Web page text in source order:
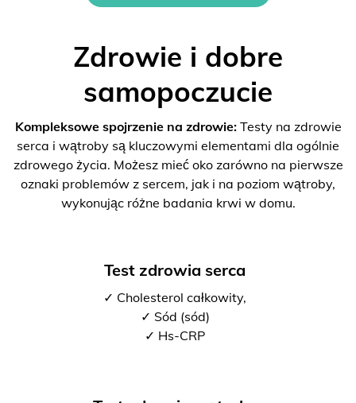
Zdrowie i dobre
samopoczucie
Kompleksowe spojrzenie na zdrowie:Testy na zdrowie
serca i wątroby są kluczowymi elementami dla ogólnie
zdrowego życia. Możesz mieć oko zarówno na pierwsze
oznaki problemów z sercem, jak i na poziom wątroby,
wykonując różne badania krwi w domu.
Test zdrowia serca
✓ Cholesterol całkowity,
✓ Sód (sód)
✓ Hs-CRP